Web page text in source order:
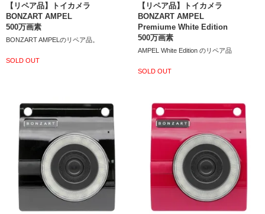
【リペア品】トイカメラ
BONZART AMPEL
500万画素
BONZART AMPELのリペア品。
SOLD OUT
【リペア品】トイカメラ
BONZART AMPEL
Premiume White Edition
500万画素
AMPEL White Edition のリペア品
SOLD OUT